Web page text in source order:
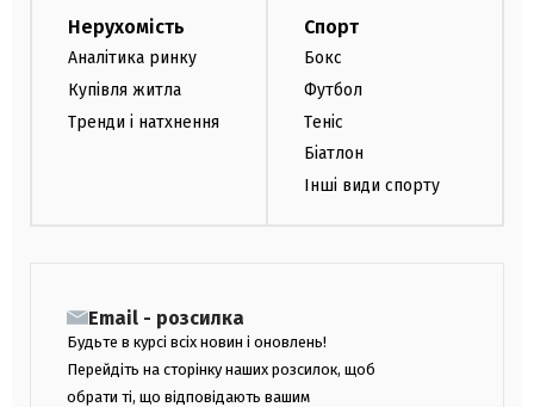
Нерухомість
Аналітика ринку
Купівля житла
Тренди і натхнення
Спорт
Бокс
Футбол
Теніс
Біатлон
Інші види спорту
Email - розсилка
Будьте в курсі всіх новин і оновлень!
Перейдіть на сторінку наших розсилок, щоб
обрати ті, що відповідають вашим